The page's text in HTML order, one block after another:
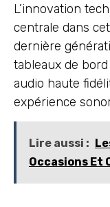
L’innovation
centrale dans
dernière
tableaux de
audio haute
expérience
Lire aussi :
Occasions Et